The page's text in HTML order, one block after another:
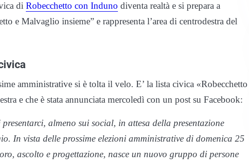
di Robecchetto con Induno diventa realtà e si prepara a
e Malvaglio insieme” e rappresenta l’area di centrodestra del
amministrative si è tolta il velo. E’ la lista civica «Robecchetto
e che è stata annunciata mercoledì con un post su Facebook:
almeno sui social, in attesa della presentazione
In vista delle prossime elezioni amministrative di domenica 25
ascolto e progettazione, nasce un nuovo gruppo di persone